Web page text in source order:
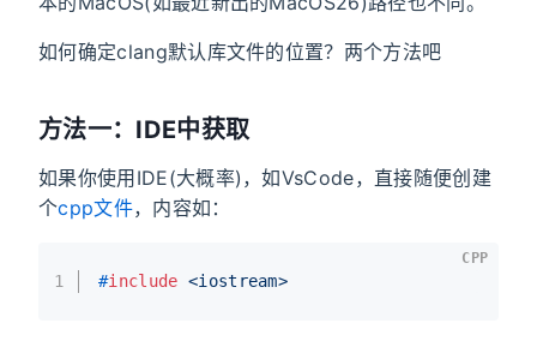
如何确定clang默认库文件的位置？两个方法吧
方法一：IDE中获取
如果你使用IDE(大概率)，如VsCode，直接随便创建
个cpp文件，内容如：
1 #include <iostream>
CPP